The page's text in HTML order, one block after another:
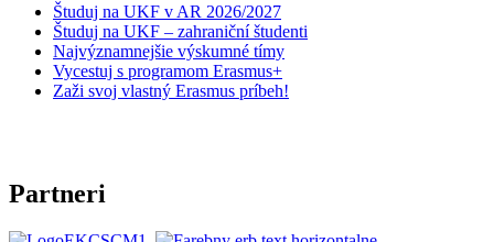
Študuj na UKF v AR 2026/2027
Študuj na UKF – zahraniční študenti
Najvýznamnejšie výskumné tímy
Vycestuj s programom Erasmus+
Zaži svoj vlastný Erasmus príbeh!
Partneri